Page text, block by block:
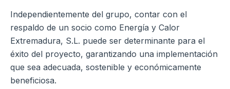
Independientemente del grupo, contar con el
respaldo de un socio como Energía y Calor
Extremadura, S.L. puede ser determinante para el
éxito del proyecto, garantizando una implementación
que sea adecuada, sostenible y económicamente
beneficiosa.